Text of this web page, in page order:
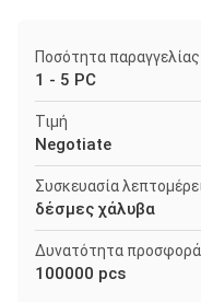
Ποσότητα
1 - 5 PC
Τιμή
Negotiate
Συσκευασία
δέσμες χάλυβα
Δυνατότητα
100000 pcs